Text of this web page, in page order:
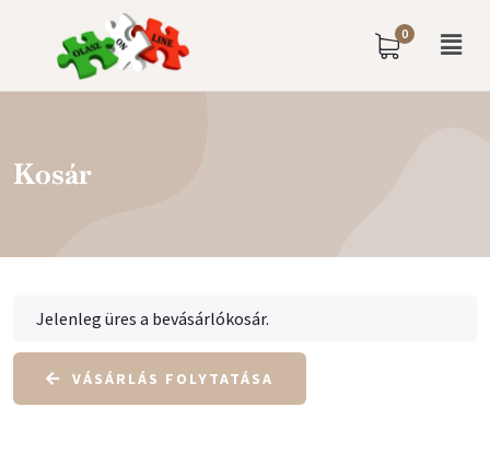
0
Kosár
Jelenleg üres a bevásárlókosár.
VÁSÁRLÁS FOLYTATÁSA